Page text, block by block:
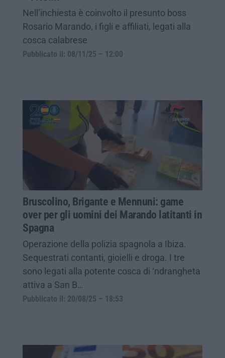
Nell’inchiesta è coinvolto il presunto boss
Rosario Marando, i figli e affiliati, legati alla
cosca calabrese
Pubblicato il: 08/11/25 – 12:00
Bruscolino, Brigante e Mennuni: game
over per gli uomini dei Marando latitanti in
Spagna
Operazione della polizia spagnola a Ibiza.
Sequestrati contanti, gioielli e droga. I tre
sono legati alla potente cosca di ‘ndrangheta
attiva a San B…
Pubblicato il: 20/08/25 – 18:53